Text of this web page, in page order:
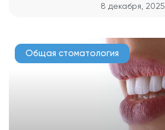
8 декабря, 2025
Общая стоматология